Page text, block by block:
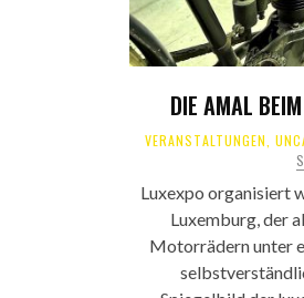
DIE AMAL
VERANSTALTUNGEN
Luxexpo organisiert
Luxemburg, der
Motorrädern unter